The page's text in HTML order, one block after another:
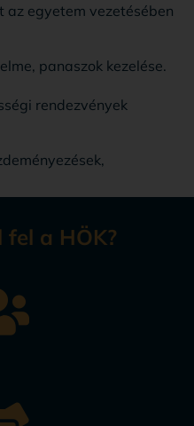
egyetem vezetésében
panaszok kezelése.
rendezvények
fel a HÖK?